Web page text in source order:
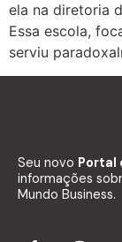
ela na diretoria
Essa escola,
serviu
Seu novo Portal
informações
Mundo Business.